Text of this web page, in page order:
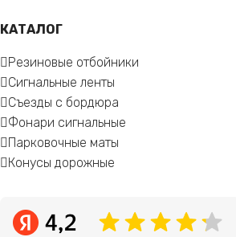
КАТАЛОГ
Резиновые отбойники
Сигнальные ленты
Съезды с бордюра
Фонари сигнальные
Парковочные маты
Конусы дорожные